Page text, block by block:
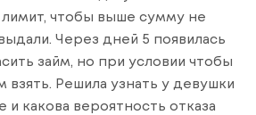
лимит, чтобы выше сумму не
Через дней 5 появилась
займ, но при условии чтобы
взять. Решила узнать у девушки
и какова вероятность отказа